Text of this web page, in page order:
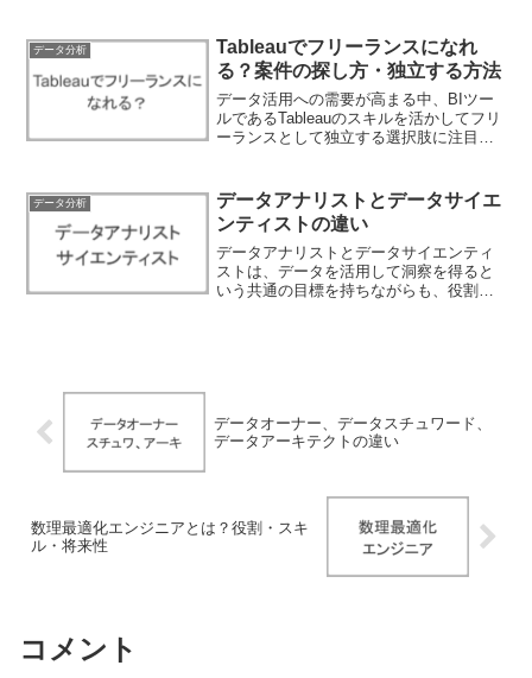
ん。しかし、技術力があることと、個人
事業主として案件...
データ分析
Tableauでフリーランスになれ
る？案件の探し方・独立する方法
データ活用への需要が高まる中、BIツー
ルであるTableauのスキルを活かしてフリ
ーランスとして独立する選択肢に注目が
際、「今の実務経験で独立できるのか」
「どのように案...
データ分析
データアナリストとデータサイエ
ンティストの違い
データアナリストとデータサイエンティ
ストは、データを活用して洞察を得ると
いう共通の目標を持ちながらも、役割と
データオーナー、データスチュワード、
データアーキテクトの違い
数理最適化エンジニアとは？役割・スキ
ル・将来性
コメント